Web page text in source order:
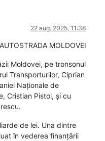
22 aug. 2025, 11:38
MOLDOVEI
Moldovei, pe tronsonul
Transporturilor, Ciprian
Naționale de
Cristian Pistol, și cu
de lei. Una dintre
în vederea finanțării